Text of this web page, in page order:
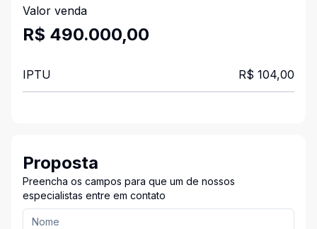
Valor venda
R$ 490.000,00
IPTU R$ 104,00
Proposta
Preencha os campos para que um de nossos
especialistas entre em contato